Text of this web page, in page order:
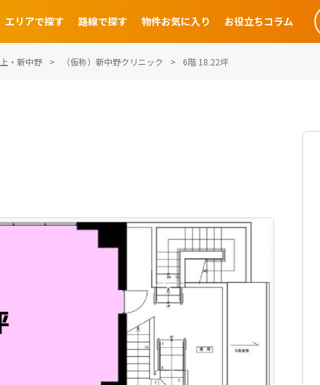
エリアで探す 路線で探す 物件お気に入り お役立ちコラム
・新中野 （仮称）新中野クリニック 6階 18.22坪